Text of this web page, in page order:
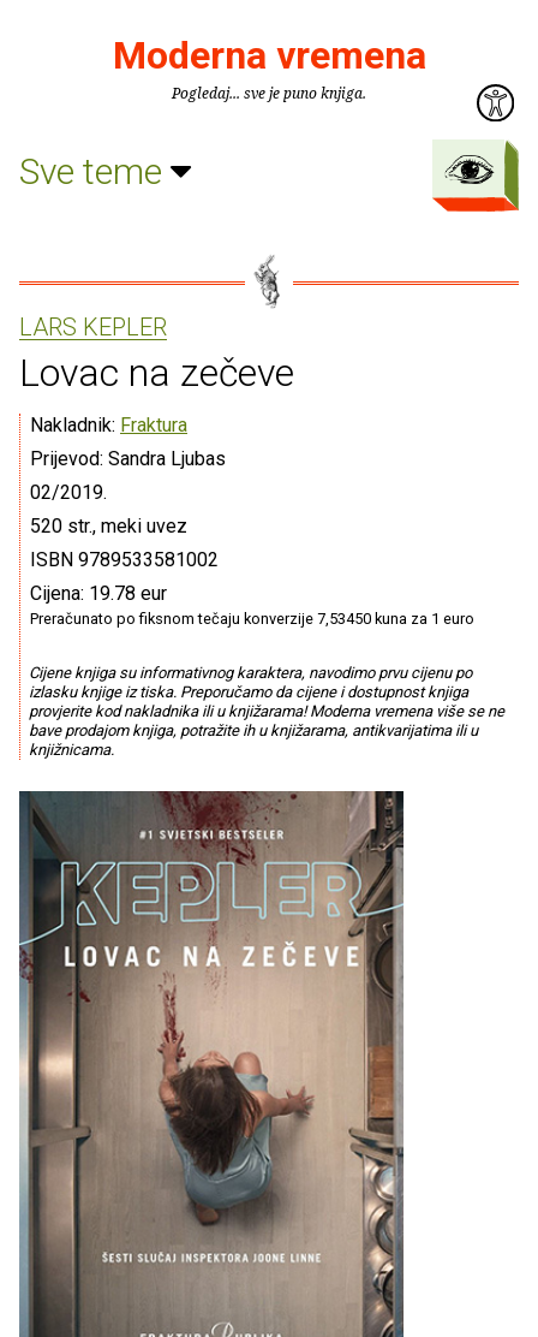
Moderna vremena
Pogledaj... sve je puno knjiga.
Sve teme
LARS KEPLER
Lovac na zečeve
Nakladnik: Fraktura
Prijevod: Sandra Ljubas
02/2019.
520 str., meki uvez
ISBN 9789533581002
Cijena: 19.78 eur
Preračunato po fiksnom tečaju konverzije 7,53450 kuna za 1 euro
Cijene knjiga su informativnog karaktera, navodimo prvu cijenu po
izlasku knjige iz tiska. Preporučamo da cijene i dostupnost knjiga
provjerite kod nakladnika ili u knjižarama! Moderna vremena više se ne
bave prodajom knjiga, potražite ih u knjižarama, antikvarijatima ili u
knjižnicama.